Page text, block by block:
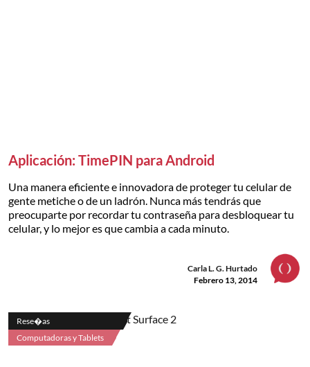
Aplicación: TimePIN para Android
Una manera eficiente e innovadora de proteger tu celular de
gente metiche o de un ladrón. Nunca más tendrás que
preocuparte por recordar tu contraseña para desbloquear tu
celular, y lo mejor es que cambia a cada minuto.
Carla L. G. Hurtado
Febrero 13, 2014
Rese�as
Computadoras y Tablets